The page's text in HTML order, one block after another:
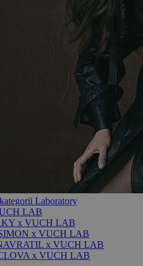
Laboratory
LAB
x VUCH LAB
x VUCH LAB
x VUCH LAB
x VUCH LAB